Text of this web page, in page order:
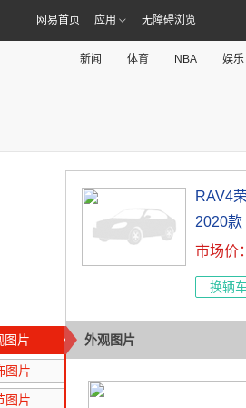
网易首页 应用 无障碍浏览
新闻 体育 NBA 娱乐
RAV4
2020款
市场价
换辆
外观图片
图片
图片
图片